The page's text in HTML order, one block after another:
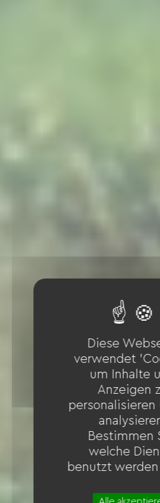
Diese
verwendet
um Inhalte
Anzeigen
personalisieren
Bestimmen
welche
benutzt